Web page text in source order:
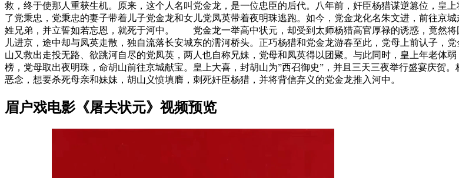
救，终于使那人重获生机。原来，这个人名叫党金龙，是一位忠臣的后代。八年前，奸臣杨猎谋逆篡位，皇
了党秉忠，党秉忠的妻子带着儿子党金龙和女儿党凤英带着夜明珠逃跑。如今，党金龙化名朱文进，前往京
姓兄弟，并立誓如若忘恩，就死于河中。 党金龙一举高中状元，却受到太师杨猎高官厚禄的诱惑，竟然
儿进京，途中却与凤英走散，独自流落长安城东的濡河桥头。正巧杨猎和党金龙游春至此，党母上前认子，
山又救出走投无路、欲跳河自尽的党凤英，两人也自称兄妹，党母和凤英得以团聚。与此同时，皇上年老体
榜，党母取出夜明珠，命胡山前往京城献宝。皇上大喜，封胡山为”西召御史”，并且三天三夜举行盛宴庆贺
恶念，想要杀死母亲和妹妹，胡山义愤填膺，刺死奸臣杨猎，并将背信弃义的党金龙推入河中。
眉户戏电影《屠夫状元》视频预览